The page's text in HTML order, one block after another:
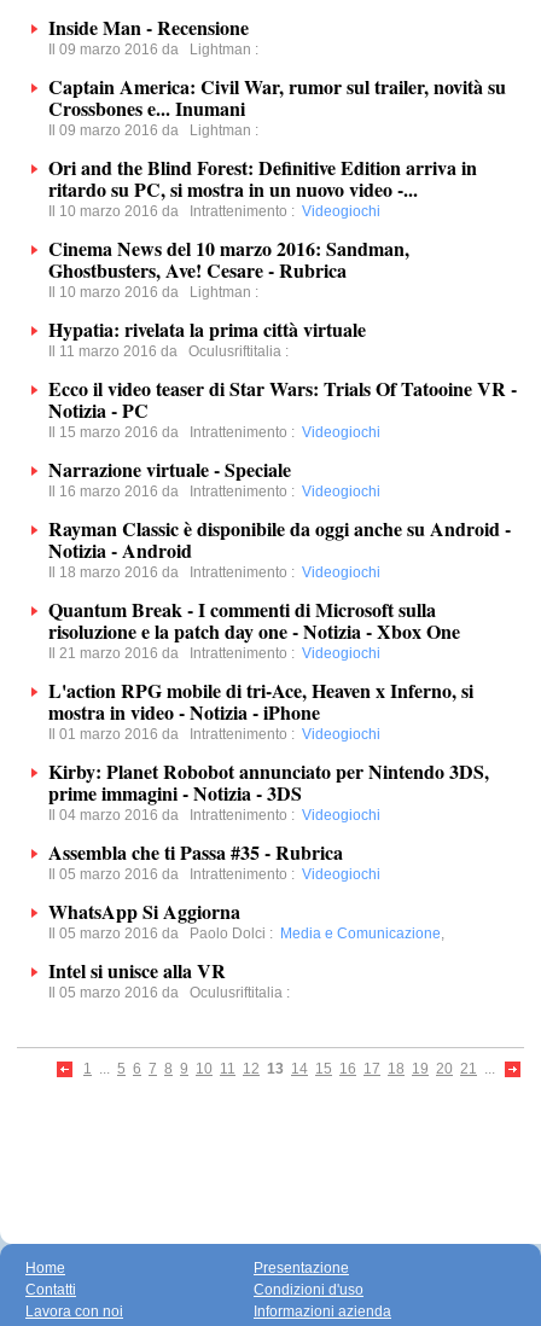
Inside Man - Recensione
Il 09 marzo 2016 da Lightman :
Captain America: Civil War, rumor sul trailer, novità su
Crossbones e... Inumani
Il 09 marzo 2016 da Lightman :
Ori and the Blind Forest: Definitive Edition arriva in
ritardo su PC, si mostra in un nuovo video -...
Il 10 marzo 2016 da Intrattenimento : Videogiochi
Cinema News del 10 marzo 2016: Sandman,
Ghostbusters, Ave! Cesare - Rubrica
Il 10 marzo 2016 da Lightman :
Hypatia: rivelata la prima città virtuale
Il 11 marzo 2016 da Oculusriftitalia :
Ecco il video teaser di Star Wars: Trials Of Tatooine VR -
Notizia - PC
Il 15 marzo 2016 da Intrattenimento : Videogiochi
Narrazione virtuale - Speciale
Il 16 marzo 2016 da Intrattenimento : Videogiochi
Rayman Classic è disponibile da oggi anche su Android -
Notizia - Android
Il 18 marzo 2016 da Intrattenimento : Videogiochi
Quantum Break - I commenti di Microsoft sulla
risoluzione e la patch day one - Notizia - Xbox One
Il 21 marzo 2016 da Intrattenimento : Videogiochi
L'action RPG mobile di tri-Ace, Heaven x Inferno, si
mostra in video - Notizia - iPhone
Il 01 marzo 2016 da Intrattenimento : Videogiochi
Kirby: Planet Robobot annunciato per Nintendo 3DS,
prime immagini - Notizia - 3DS
Il 04 marzo 2016 da Intrattenimento : Videogiochi
Assembla che ti Passa #35 - Rubrica
Il 05 marzo 2016 da Intrattenimento : Videogiochi
WhatsApp Si Aggiorna
Il 05 marzo 2016 da Paolo Dolci : Media e Comunicazione,
Intel si unisce alla VR
Il 05 marzo 2016 da Oculusriftitalia :
1 ... 5 6 7 8 9 10 11 12 13 14 15 16 17 18 19 20 21 ...
Home
Contatti
Lavora con noi
Presentazione
Condizioni d'uso
Informazioni azienda